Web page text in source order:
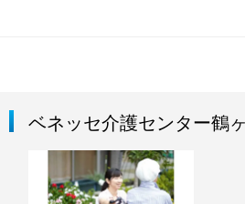
ベネッセ介護センター鶴